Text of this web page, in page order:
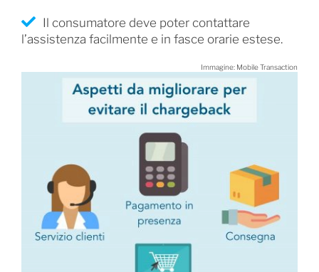
Il consumatore deve poter contattare
l’assistenza facilmente e in fasce orarie estese.
Immagine: Mobile Transaction